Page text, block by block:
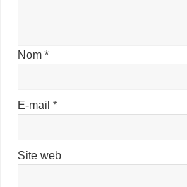
Nom*
E-mail*
Site web